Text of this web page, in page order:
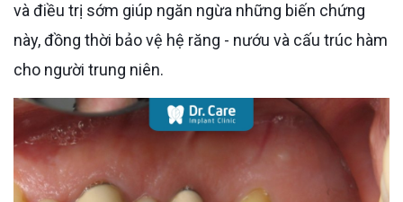
và điều trị sớm giúp ngăn ngừa những biến chứng
này, đồng thời bảo vệ hệ răng - nướu và cấu trúc hàm
cho người trung niên.